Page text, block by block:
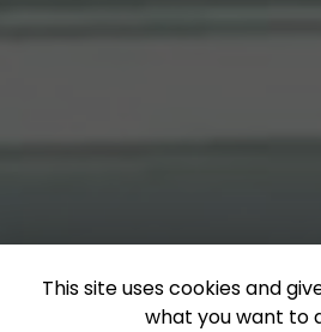
This site uses cookies and
what you want to